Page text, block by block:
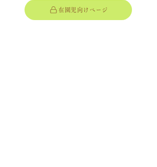
在園児向けページ